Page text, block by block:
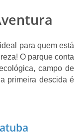
para quem está
O parque conta
campo de
primeira descida é